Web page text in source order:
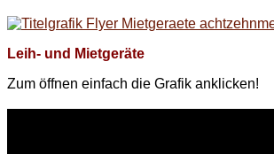
Leih- und Mietgeräte
Zum öffnen einfach die Grafik anklicken!